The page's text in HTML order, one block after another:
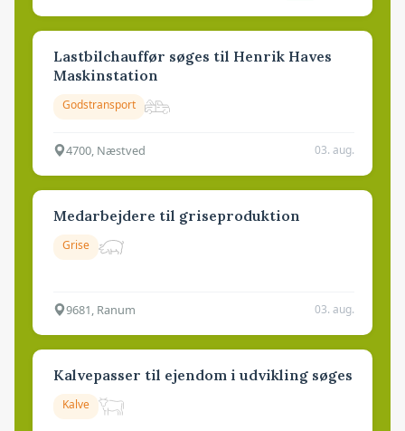
Lastbilchauffør søges til Henrik Haves
Maskinstation
Godstransport
4700, Næstved 03. aug.
Medarbejdere til griseproduktion
Grise
9681, Ranum 03. aug.
Kalvepasser til ejendom i udvikling søges
Kalve